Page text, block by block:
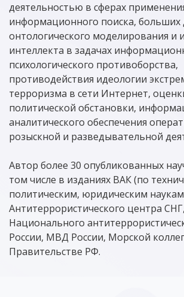
деятельностью в сферах
информационного поиска, больших
онтологического моделирования и
интеллекта в задачах
психологического противоборства,
противодействия идеологии
терроризма в сети Интернет,
политической обстановки,
аналитического обеспечения
розыскной и разведывательной
Автор более 30 опубликованных
том числе в изданиях ВАК (по
политическим, юридическим
Антитеррористического центра СНГ,
Национального
России, МВД России, Морской
Правительстве РФ.